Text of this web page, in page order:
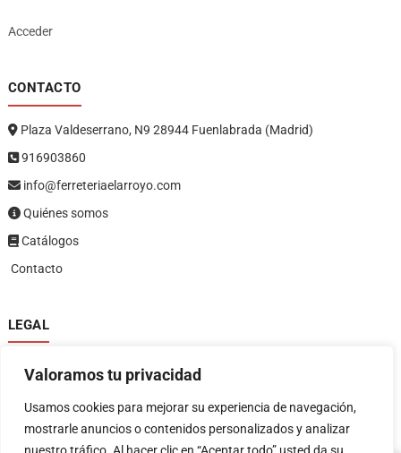
Valoramos tu privacidad
Usamos cookies para mejorar su experiencia de navegación,
mostrarle anuncios o contenidos personalizados y analizar
Acceder
CONTACTO
Plaza Valdeserrano, N9 28944 Fuenlabrada (Madrid)
916903860
info@ferreteriaelarroyo.com
Quiénes somos
Catálogos
Contacto
LEGAL
Política de privacidad
Política de devoluciones y reembolsos
Términos y condiciones